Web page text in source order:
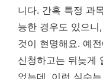
니다. 간혹 특정 과
능한 경우도 있으
것이 현명해요. 예
신청하고는 뒤늦게
었는데, 이런 실수